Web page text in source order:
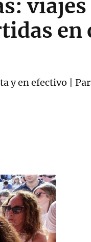
en
y en efectivo |